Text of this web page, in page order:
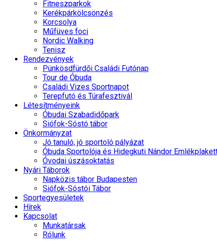
Fitneszparkok
Kerékpárkölcsönzés
Korcsolya
Műfüves foci
Nordic Walking
Tenisz
Rendezvények
Pünkösdfürdői Családi Futónap
Tour de Óbuda
Családi Vizes Sportnapot
Terepfutó és Túrafesztivál
Létesítményeink
Óbudai Szabadidőpark
Siófok-Sóstó tábor
Önkormányzat
Jó tanuló, jó sportoló pályázat
Óbuda Sportolója és Hidegkuti Nándor
Óvodai úszásoktatás
Nyári Táborok
Napközis tábor Budapesten
Siófok-Sóstói Tábor
Sportegyesületek
Hírek
Kapcsolat
Munkatársak
Rólunk